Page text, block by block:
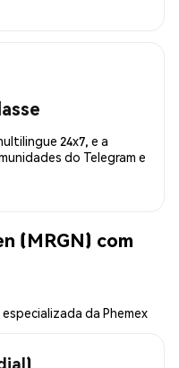
24x7, e a
do Telegram e
(MRGN) com
da Phemex